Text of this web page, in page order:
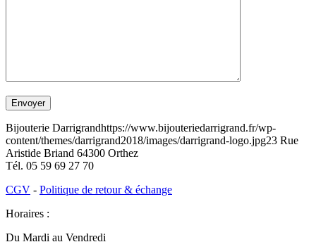
Bijouterie Darrigrandhttps://www.bijouteriedarrigrand.fr/wp-
content/themes/darrigrand2018/images/darrigrand-logo.jpg23 Rue
Aristide Briand 64300 Orthez
Tél. 05 59 69 27 70
CGV - Politique de retour & échange
Horaires :
Du Mardi au Vendredi